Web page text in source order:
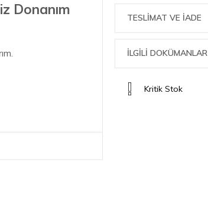
Donanım
TESLİMAT VE İADE
İLGİLİ DOKÜMANLAR
Kritik Stok